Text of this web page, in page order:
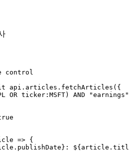
control
api.articles.fetchArticles({
OR ticker:MSFT) AND
=> {